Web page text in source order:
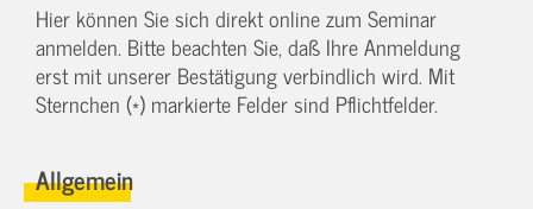
Hier können Sie sich direkt online zum Seminar
anmelden. Bitte beachten Sie, daß Ihre Anmeldung
erst mit unserer Bestätigung verbindlich wird. Mit
Sternchen (*) markierte Felder sind Pflichtfelder.
Allgemein